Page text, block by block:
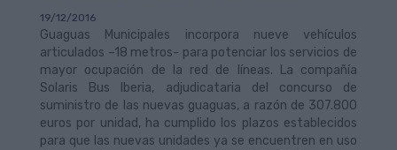
19/12/2016
Guaguas Municipales incorpora nueve vehículos
articulados –18 metros- para potenciar los servicios de
mayor ocupación de la red de líneas. La compañía
Solaris Bus Iberia, adjudicataria del concurso de
suministro de las nuevas guaguas, a razón de 307.800
euros por unidad, ha cumplido los plazos establecidos
para que las nuevas unidades ya se encuentren en uso